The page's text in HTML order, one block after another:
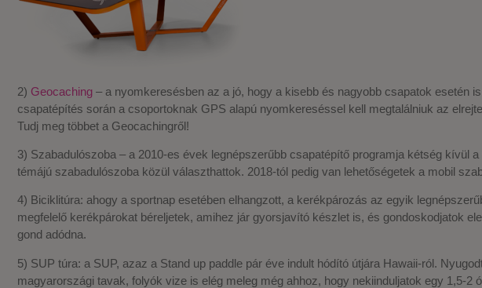
2) Geocaching – a nyomkeresésben az a jó, hogy a kisebb és nagyobb csapatok esetén
csapatépítés során a csoportoknak GPS alapú nyomkereséssel kell megtalálniuk az
Tudj meg többet a Geocachingről!
3) Szabadulószoba – a 2010-es évek legnépszerűbb csapatépítő programja kétség
témájú szabadulószoba közül választhattok. 2018-tól pedig van lehetőségetek a mobil
4) Biciklitúra: ahogy a sportnap esetében elhangzott, a kerékpározás az egyik
megfelelő kerékpárokat béreljetek, amihez jár gyorsjavító készlet is, és gondoskodjatok
gond adódna.
5) SUP túra: a SUP, azaz a Stand up paddle pár éve indult hódító útjára Hawaii-ról.
magyarországi tavak, folyók vize is elég meleg még ahhoz, hogy nekiinduljatok egy 1,5-